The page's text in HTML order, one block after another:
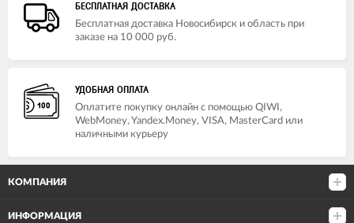
БЕСПЛАТНАЯ ДОСТАВКА
Бесплатная доставка Новосибирск и область при
заказе на 10 000 руб.
УДОБНАЯ ОПЛАТА
Оплатите покупку онлайн с помощью QIWI,
WebMoney, Yandex.Money, VISA, MasterCard или
наличными курьеру
КОМПАНИЯ
ИНФОРМАЦИЯ